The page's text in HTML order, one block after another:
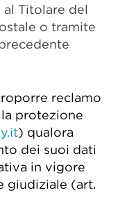
Titolare del
o tramite
reclamo
protezione
) qualora
dei suoi dati
in vigore
giudiziale (art.